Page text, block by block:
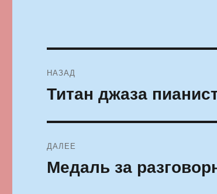
по
НАЗАД
Предыдущая
Титан джаза
ДАЛЕЕ
Следующая
запись:
Медаль за